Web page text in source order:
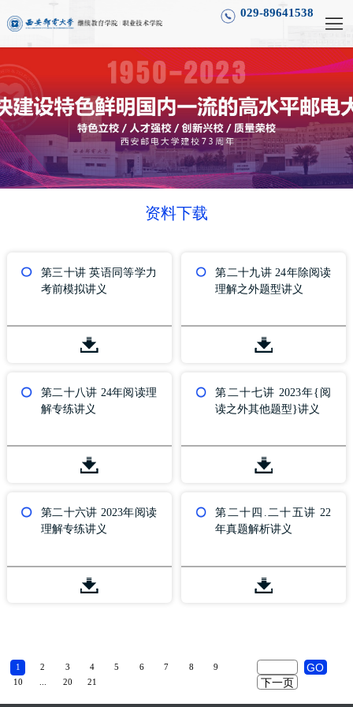
029-89641538
资料下载
第三十讲 英语同等学力
考前模拟讲义
第二十九讲 24年除阅读
理解之外题型讲义
第二十八讲 24年阅读理
解专练讲义
第二十七讲 2023年{阅
读之外其他题型}讲义
第二十六讲 2023年阅读
理解专练讲义
第二十四.二十五讲 22
年真题解析讲义
1 2 3 4 5 6 7 8
9
10
20 21